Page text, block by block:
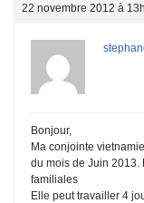
22 novembre 2012 à
Bonjour,
Ma conjointe
du mois de Juin 2013.
familiales
Elle peut travailler 4